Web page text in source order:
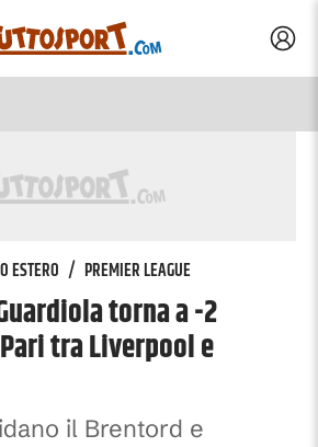
ESTERO / PREMIER LEAGUE
torna a -2
tra Liverpool e
il Brentord e